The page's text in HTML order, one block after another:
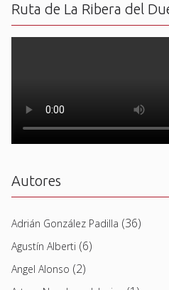
Ruta de La Ribera del
Autores
Adrián González Padilla (36)
Agustín Alberti (6)
Angel Alonso (2)